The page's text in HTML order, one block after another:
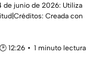
de junio de 2026: Utiliza
Creada con
12:26
1 minuto lectura